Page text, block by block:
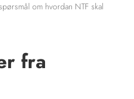
om hvordan NTF skal
fra